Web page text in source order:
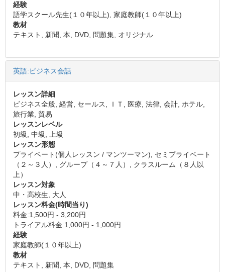
経験
語学スクール先生(１０年以上), 家庭教師(１０年以上)
教材
テキスト, 新聞, 本, DVD, 問題集, オリジナル
英語:ビジネス会話
レッスン詳細
ビジネス全般, 経営, セールス, ＩＴ, 医療, 法律, 会計, ホテル,
旅行業, 貿易
レッスンレベル
初級, 中級, 上級
レッスン形態
プライベート(個人レッスン / マンツーマン), セミプライベート
（２～３人）, グループ（４～７人）, クラスルーム（８人以
上）
レッスン対象
中・高校生, 大人
レッスン料金(時間当り)
料金:1,500円 - 3,200円
トライアル料金:1,000円 - 1,000円
経験
家庭教師(１０年以上)
教材
テキスト, 新聞, 本, DVD, 問題集